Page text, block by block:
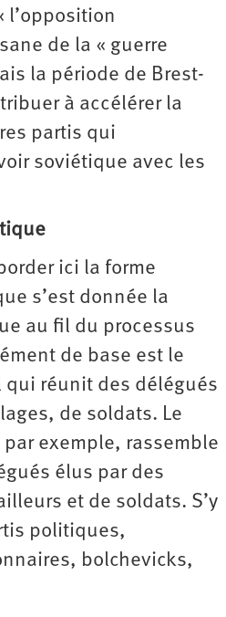
l’opposition
de la « guerre
la période de Brest-
à accélérer la
partis qui
soviétique avec les
ici la forme
s’est donnée la
au fil du processus
de base est le
qui réunit des délégués
de soldats. Le
exemple, rassemble
élus par des
et de soldats. S’y
politiques,
bolchevicks,